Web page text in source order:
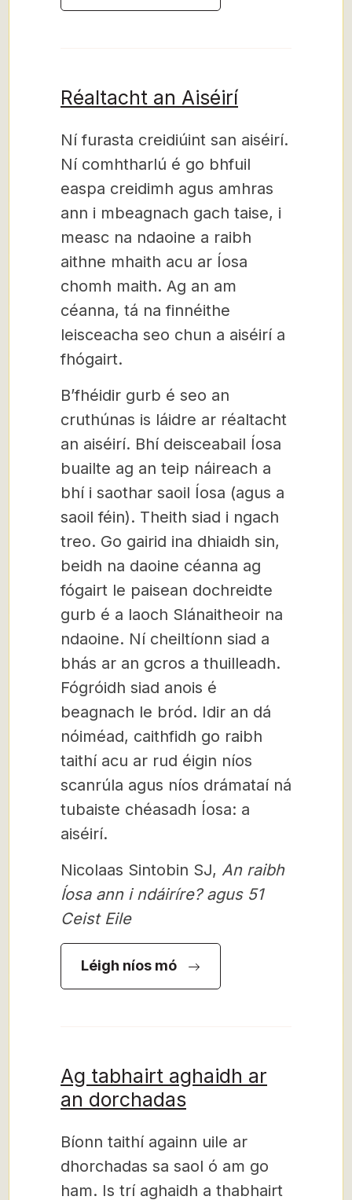
Réaltacht an Aiséirí
Ní furasta creidiúint san aiséirí.
Ní comhtharlú é go bhfuil
easpa creidimh agus amhras
ann i mbeagnach gach taise, i
measc na ndaoine a raibh
aithne mhaith acu ar Íosa
chomh maith. Ag an am
céanna, tá na finnéithe
leisceacha seo chun a aiséirí a
fhógairt.
B’fhéidir gurb é seo an
cruthúnas is láidre ar réaltacht
an aiséirí. Bhí deisceabail Íosa
buailte ag an teip náireach a
bhí i saothar saoil Íosa (agus a
saoil féin). Theith siad i ngach
treo. Go gairid ina dhiaidh sin,
beidh na daoine céanna ag
fógairt le paisean dochreidte
gurb é a laoch Slánaitheoir na
ndaoine. Ní cheiltíonn siad a
bhás ar an gcros a thuilleadh.
Fógróidh siad anois é
beagnach le bród. Idir an dá
nóiméad, caithfidh go raibh
taithí acu ar rud éigin níos
scanrúla agus níos drámataí ná
tubaiste chéasadh Íosa: a
aiséirí.
Nicolaas Sintobin SJ, An raibh
Íosa ann i ndáiríre? agus 51
Ceist Eile
Léigh níos mó
Ag tabhairt aghaidh ar
an dorchadas
Bíonn taithí againn uile ar
dhorchadas sa saol ó am go
ham. Is trí aghaidh a thabhairt